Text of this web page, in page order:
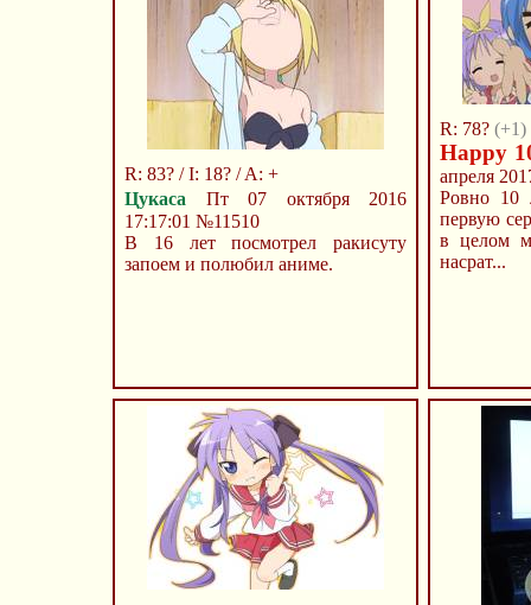
R: 83? / I: 18? / A: +
Цукаса Пт 07 октября 2016
17:17:01 №11510
В 16 лет посмотрел ракисуту
запоем и полюбил аниме.
R: 78? (+1)
Happy
апреля
Ровно 10
первую
в целом
насрат...